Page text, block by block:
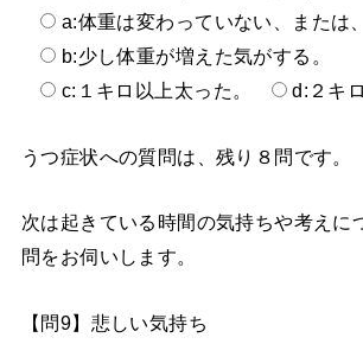
a:体重は変わっていない、または
b:少し体重が増えた気がする。
c:１キロ以上太った。
d:２キ
うつ症状への質問は、残り８問です。
次は起きている時間の気持ちや考えに
問をお伺いします。
【問9】悲しい気持ち